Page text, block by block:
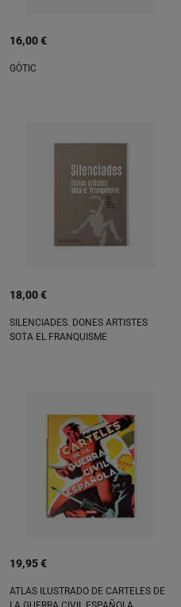
16,00 €
GÒTIC
18,00 €
SILENCIADES. DONES ARTISTES
SOTA EL FRANQUISME
19,95 €
ATLAS ILUSTRADO DE CARTELES DE